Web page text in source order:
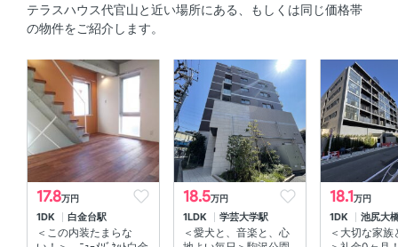
セキュリティ
オートロック 、 ＴＶモニタ付きインターホン
室内設備
室内洗濯機置場 、 エアコン
部屋の特徴
バルコニー 、 南向き
テラスハウス代官山と近い場所にある、もしくは同じ価格帯
の物件をご紹介します。
17.8万円
1DK 白金台駅
＜この内装たまらな
18.5万円
1LDK 学芸大学駅
＜愛犬と、音楽と、心
18.1万円
1DK 池尻大
＜大切な家族